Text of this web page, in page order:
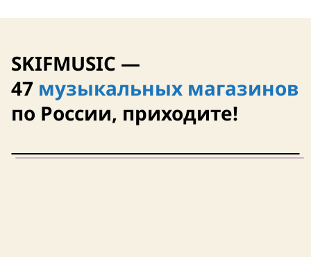
SKIFMUSIC —
47 музыкальных магазинов
по России, приходите!